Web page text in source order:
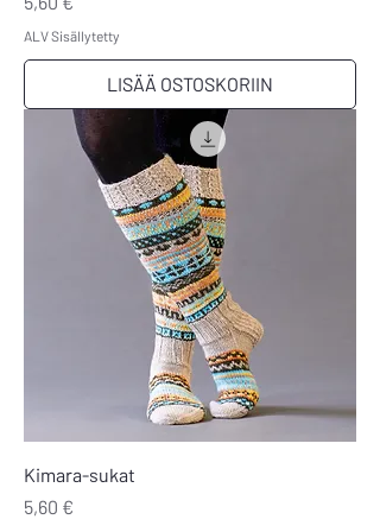
ALV Sisällytetty
LISÄÄ OSTOSKORIIN
Kimara-sukat
Hinta
5,60 €